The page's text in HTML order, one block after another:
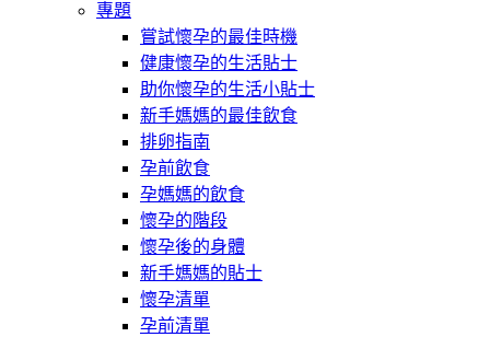
專題
嘗試懷孕的最佳時機
健康懷孕的生活貼士
助你懷孕的生活小貼士
新手媽媽的最佳飲食
排卵指南
孕前飲食
孕媽媽的飲食
懷孕的階段
懷孕後的身體
新手媽媽的貼士
懷孕清單
孕前清單